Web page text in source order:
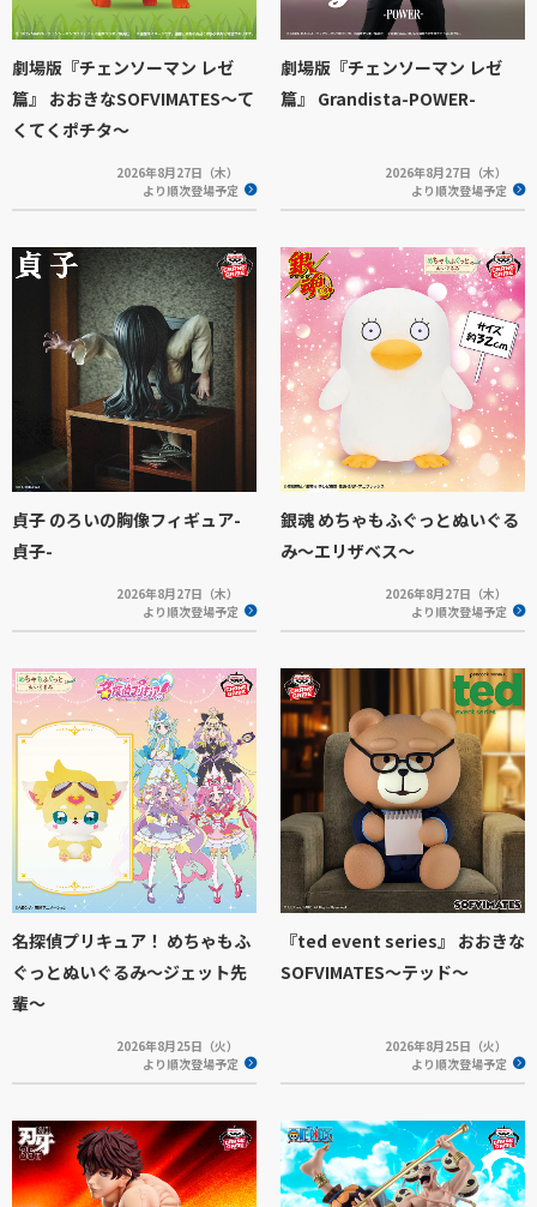
劇場版『チェンソーマン レゼ
篇』 おおきなSOFVIMATES～て
くてくポチタ～
2026年8月27日（木）
より順次登場予定
劇場版『チェンソーマン レゼ
篇』 Grandista-POWER-
2026年8月27日（木）
より順次登場予定
貞子 のろいの胸像フィギュア-
貞子-
2026年8月27日（木）
より順次登場予定
銀魂 めちゃもふぐっとぬいぐる
み～エリザベス～
2026年8月27日（木）
より順次登場予定
名探偵プリキュア！ めちゃもふ
ぐっとぬいぐるみ～ジェット先
輩～
2026年8月25日（火）
より順次登場予定
『ted event series』 おおきな
SOFVIMATES～テッド～
2026年8月25日（火）
より順次登場予定